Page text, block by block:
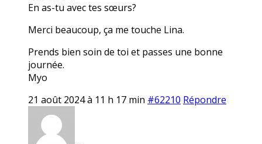
En as-tu avec tes sœurs?
Merci beaucoup, ça me touche Lina.
Prends bien soin de toi et passes une bonne
journée.
Myo
21 août 2024 à 11 h 17 min #62210 Répondre